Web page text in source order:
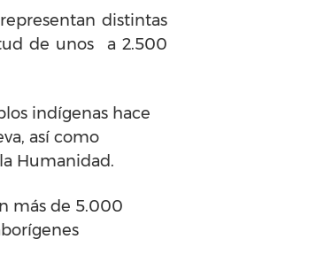
distintas
de unos a 2.500
indígenas hace
así como
Humanidad.
más de 5.000